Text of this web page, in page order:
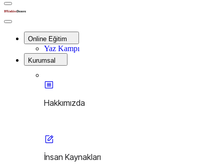
Menu
Türkiye
Derste
Close
Online Eğitim
Yaz Kampı
Kurumsal
Hakkımızda
İnsan Kaynakları